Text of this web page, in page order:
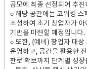
공모에 최종 선정되어 추진
○ 해당 공간에는 코워킹
조성하여 초기 창업자가
기반을 마련할 예정입니다.
○ 또한, (예비) 창업자 대
운영하고, 공간을 활용한
판로 확보까지 단계별 성